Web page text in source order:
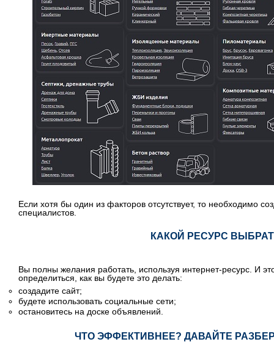
Если хотя бы один из факторов отсутствует, то необходимо
специалистов.
КАКОЙ РЕСУРС
Вы полны желания работать, используя интернет-ресурс. И
определиться, как вы будете это делать:
создадите сайт;
будете использовать социальные сети;
остановитесь на доске объявлений.
ЧТО ЭФФЕКТИВНЕЕ? ДАВАЙТЕ